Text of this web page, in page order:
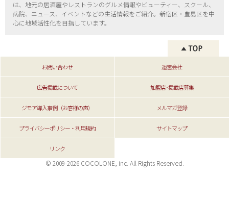
は、地元の居酒屋やレストランのグルメ情報やビューティー、
スクール、
病院、ニュース、イベントなどの生活情報をご紹介。新宿区・ 豊島区を中
心に地域活性化を目指しています。
お問い合わせ 運営会社
広告掲載について 加盟店･掲載店募集
ジモア導入事例（お客様の声） メルマガ登録
プライバシーポリシー・利用規約 サイトマップ
リンク
© 2009-2026 COCOLONE, inc. All Rights Reserved.